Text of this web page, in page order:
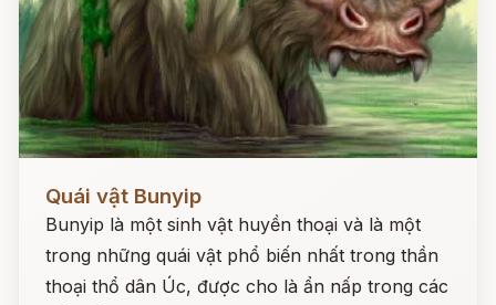
Quái vật Bunyip
Bunyip là một sinh vật huyền thoại và là một
trong những quái vật phổ biến nhất trong thần
thoại thổ dân Úc, được cho là ẩn nấp trong các